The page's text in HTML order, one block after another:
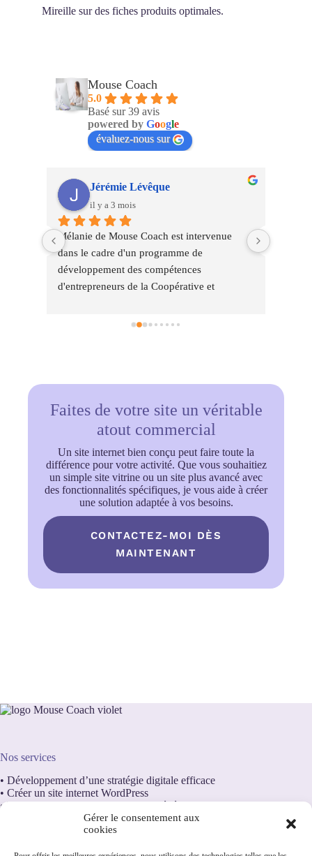
Gérer le consentement aux
cookies
Mireille sur des fiches produits optimales.
Mouse Coach
5.0
Basé sur 39 avis
powered by Google
évaluez-nous sur
Jérémie Lévêque
il y a 3 mois
Mélanie de Mouse Coach est intervenue
dans le cadre d'un programme de
développement des compétences
d'entrepreneurs de la Coopérative et
sujet de l'intégration de Intelligence
auditoire.  Les propos sont illustrés de
manière concrète, avec pédagogie et
favorisent l'interactivité. Mélanie fait circuler
une énergie stimulante ! Merci pour la
qualité de cette intervention, les
entrepreneurs sont tous satisfaits et repartent
avec des outils adaptés à mettre en pratique !
Faites de votre site un véritable
atout commercial
Un site internet bien conçu peut faire toute la
différence pour votre activité. Que vous souhaitiez
un simple site vitrine ou un site plus avancé avec
des fonctionnalités spécifiques, je vous aide à créer
une solution adaptée à vos besoins.
CONTACTEZ-MOI DÈS
MAINTENANT
Nos services
• Développement d’une stratégie digitale efficace
• Créer un site internet WordPress
•Transformez votre site internet en génération de leads
Appel découverte offert